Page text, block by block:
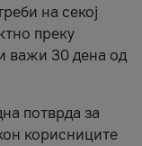
на секој
преку
важи 30 дена од
потврда за
корисниците